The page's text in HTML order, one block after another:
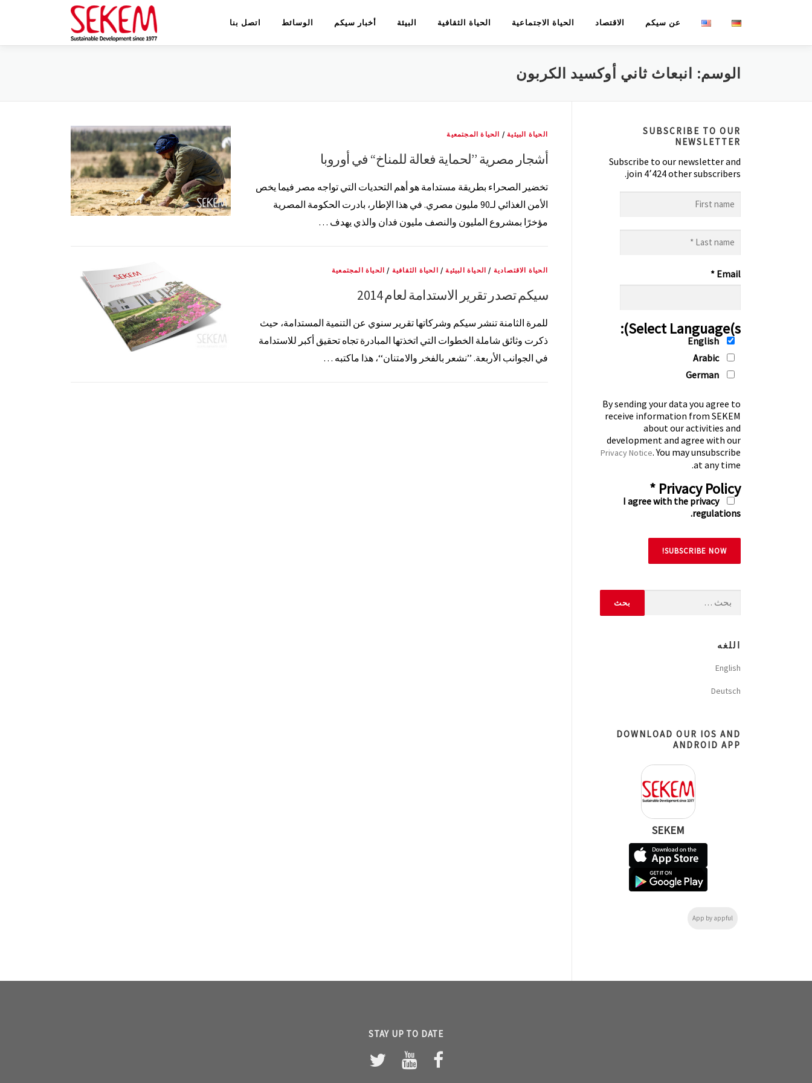
المحتوى
اتصل بنا الوسائط أخبار سيكم البيئة الحياة الثقافية الحياة الاجتماعية الاقتصاد عن سيكم
الوسم: انبعاث ثاني أوكسيد الكربون
الحياة البيئية/ الحياة المجتمعية
أشجار مصرية ’’لحماية فعالة للمناخ‘‘ في أوروبا
تخضير الصحراء بطريقة مستدامة هو أهم التحديات التي تواجه مصر فيما يخص
الأمن الغذائي لـ90 مليون مصري. في هذا الإطار، بادرت الحكومة المصرية
مؤخرًا بمشروع المليون والنصف مليون فدان والذي يهدف …
الحياة الاقتصادية / الحياة البيئية/ الحياة الثقافية / الحياة المجتمعية
سيكم تصدر تقرير الاستدامة لعام 2014
للمرة الثامنة تنشر سيكم وشركاتها تقرير سنوي عن التنمية المستدامة، حيث
ذكرت وثائق شاملة الخطوات التي اتخذتها المبادرة تجاه تحقيق أكبر للاستدامة
في الجوانب الأربعة. ’’نشعر بالفخر والامتنان‘‘، هذا ماكتبه …
SUBSCRIBE TO OUR
NEWSLETTER
Subscribe to our newsletter and
join 4٬424 other subscribers.
name
name
Email
*
Select Language(s):
Arabic
By sending your data you agree to
receive information from SEKEM
about our activities and
development and agree with our
Privacy Notice. You may unsubscribe
at any time.
Privacy Policy
*
I agree with the privacy
regulations.
اللغه
English
Deutsch
DOWNLOAD OUR IOS AND
ANDROID APP
SEKEM
App by appful
STAY UP TO DATE